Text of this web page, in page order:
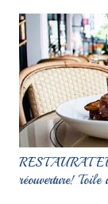
réouverture!